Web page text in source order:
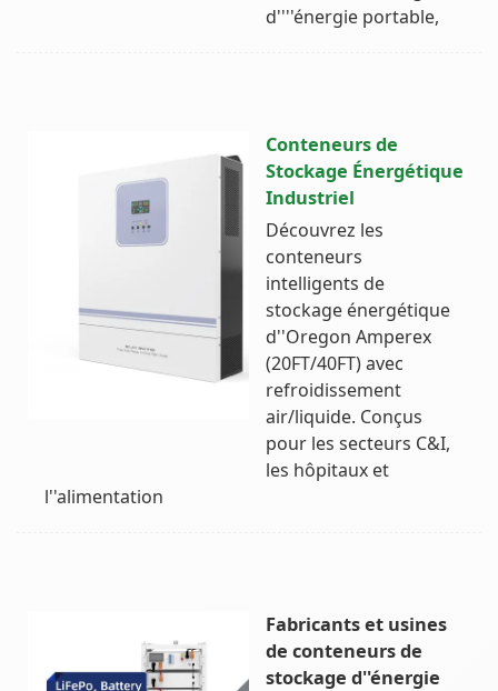
d''''énergie portable,
Conteneurs de
Stockage Énergétique
Industriel
Découvrez les
conteneurs
intelligents de
stockage énergétique
d''Oregon Amperex
(20FT/40FT) avec
refroidissement
air/liquide. Conçus
pour les secteurs C&I,
les hôpitaux et
l''alimentation
Fabricants et usines
de conteneurs de
stockage d''énergie